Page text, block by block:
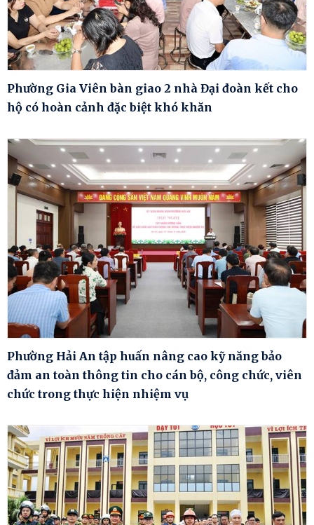
Phường Gia Viên bàn giao 2 nhà Đại đoàn kết cho
hộ có hoàn cảnh đặc biệt khó khăn
Phường Hải An tập huấn nâng cao kỹ năng bảo
đảm an toàn thông tin cho cán bộ, công chức, viên
chức trong thực hiện nhiệm vụ